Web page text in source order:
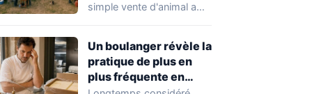
des gens du voyage
simple vente d'animal a
Un boulanger révèle la
pratique de plus en
plus fréquente en